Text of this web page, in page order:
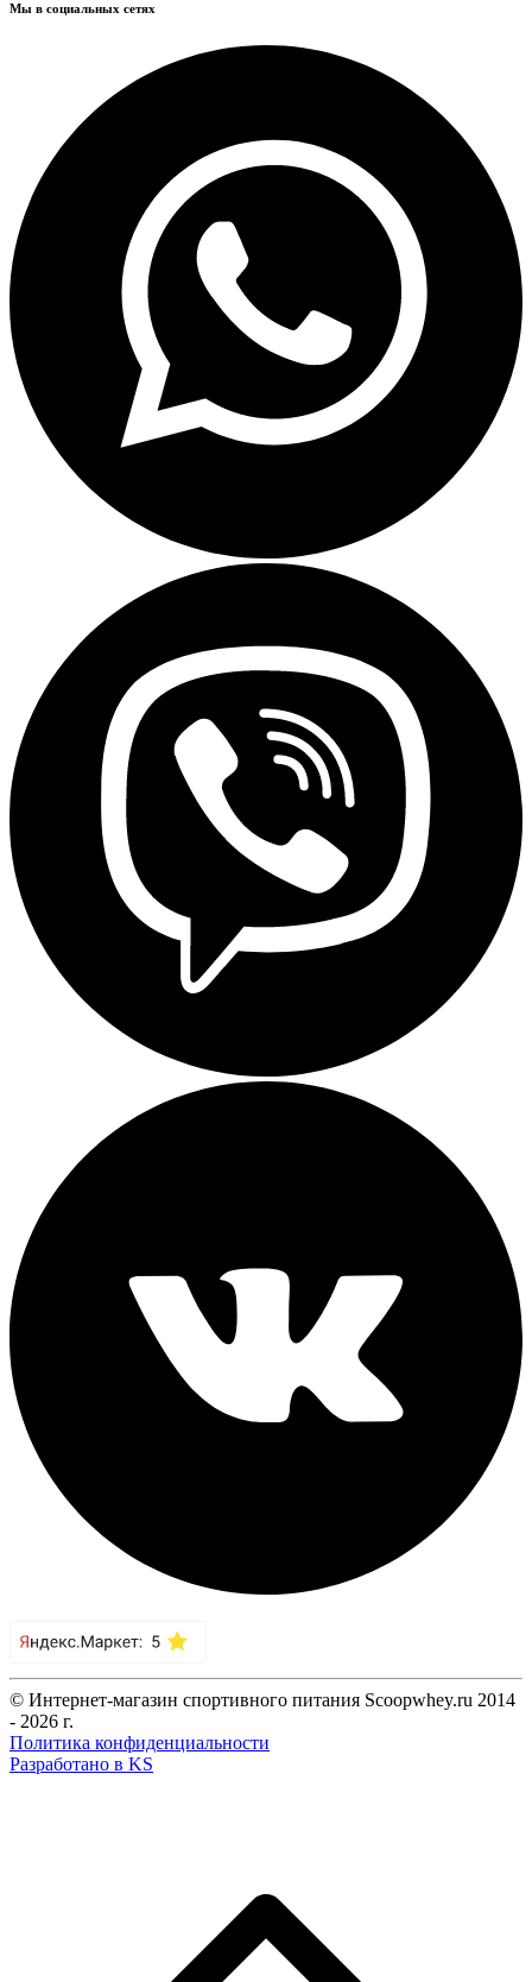
Мы в социальных сетях
© Интернет-магазин спортивного питания Scoopwhey.ru 2014
- 2026 г.
Политика конфиденциальности
Разработано в KS